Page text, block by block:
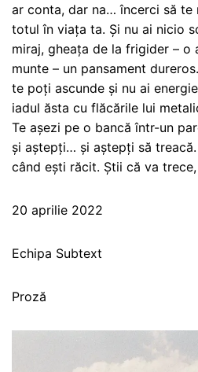
ar conta, dar na… încerci să
totul în viața ta. Și nu ai nicio
miraj, gheața de la frigider – o
munte – un pansament
te poți ascunde și nu ai
iadul ăsta cu flăcările lui
Te așezi pe o bancă într-un
și aștepți… și aștepți să
când ești răcit. Știi că va
20 aprilie 2022
Echipa Subtext
Proză